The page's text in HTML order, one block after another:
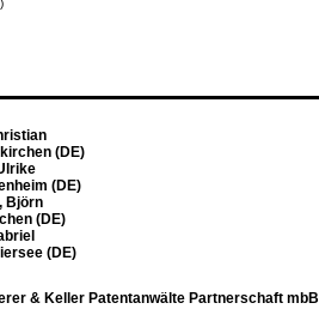
(DE)
(DE)
Björn
(DE)
(DE)
& Keller Patentanwälte Partnerschaft mbB